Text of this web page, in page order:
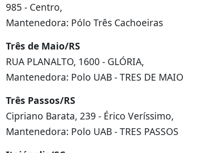
985 - Centro,
Mantenedora: Pólo Três Cachoeiras
Três de Maio/RS
RUA PLANALTO, 1600 - GLÓRIA,
Mantenedora: Polo UAB - TRES DE MAIO
Três Passos/RS
Cipriano Barata, 239 - Érico Veríssimo,
Mantenedora: Polo UAB - TRES PASSOS